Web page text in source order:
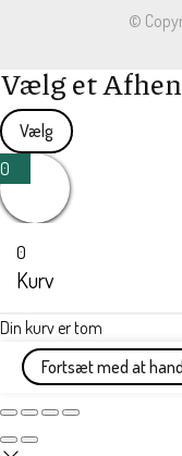
©
Vælg et
Vælg
0
0
Kurv
Din kurv er tom
Fortsæt med at